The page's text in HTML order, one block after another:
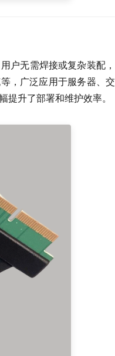
户无需焊接或复杂装配，
，广泛应用于服务器、交
提升了部署和维护效率。